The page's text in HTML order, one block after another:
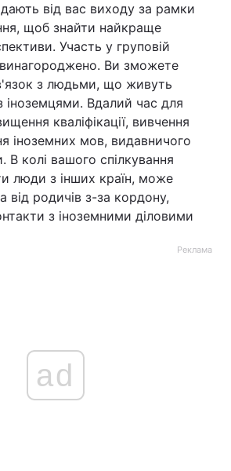
від вас виходу за рамки
щоб знайти найкраще
Участь у груповій
винагороджено. Ви зможете
з людьми, що живуть
іноземцями. Вдалий час для
кваліфікації, вивчення
іноземних мов, видавничого
В колі вашого спілкування
люди з інших країн, може
від родичів з-за кордону,
з іноземними діловими
Реклама
ad